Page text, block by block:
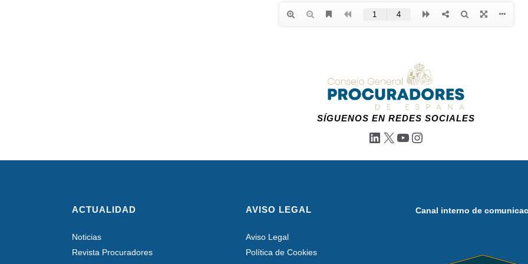
SÍGUENOS EN REDES SOCIALES
LinkedIn
X YouTube
Instagram
ACTUALIDAD
Noticias
Revista Procuradores
AVISO LEGAL
Aviso Legal
Política de Cookies
Canal interno de